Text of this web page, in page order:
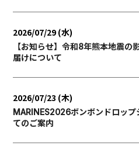
2026/07/29 (水)
【お知らせ】令和8年熊本地震の
届けについて
2026/07/23 (木)
MARINES2026ボンボンドロップ
てのご案内